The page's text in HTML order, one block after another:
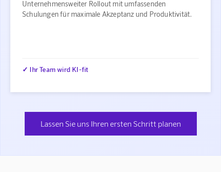
Unternehmensweiter Rollout mit umfassenden
Schulungen für maximale Akzeptanz und Produktivität.
✓ Ihr Team wird KI-fit
Lassen Sie uns Ihren ersten Schritt planen